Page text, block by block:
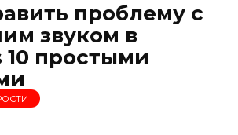
проблему с
звуком в
простыми